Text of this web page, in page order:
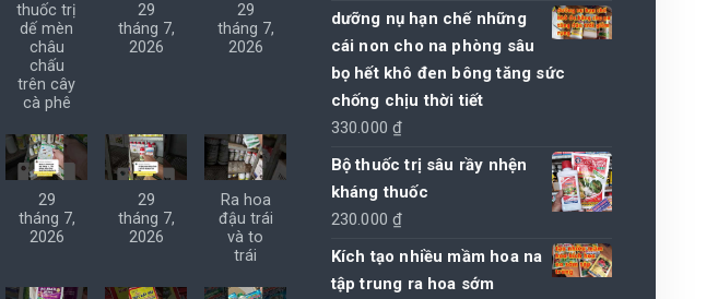
thuốc trị
dế mèn
châu
chấu
trên cây
cà phê
29
tháng 7,
2026
29
tháng 7,
2026
29
tháng 7,
2026
29
tháng 7,
2026
Ra hoa
đậu trái
và to
trái
dưỡng nụ hạn chế những
cái non cho na phòng sâu
bọ hết khô đen bông tăng sức
chống chịu thời tiết
330.000₫
Bộ thuốc trị sâu rầy nhện
kháng thuốc
230.000₫
Kích tạo nhiều mầm hoa na
tập trung ra hoa sớm